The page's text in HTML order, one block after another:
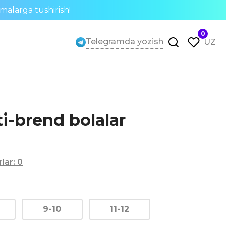
tushirish!
Telegramda yozish
0
UZ
brend bolalar
: 0
9-10 11-12